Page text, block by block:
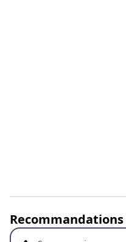
Recommandations